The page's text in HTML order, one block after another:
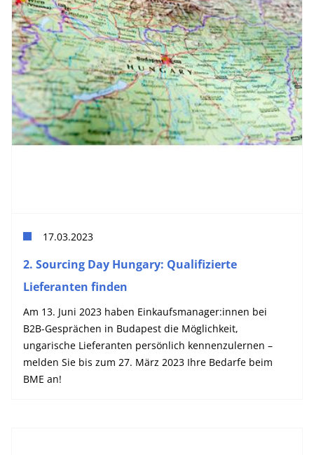
17.03.2023
2. Sourcing Day Hungary: Qualifizierte
Lieferanten finden
Am 13. Juni 2023 haben Einkaufsmanager:innen bei
B2B-Gesprächen in Budapest die Möglichkeit,
ungarische Lieferanten persönlich kennenzulernen –
melden Sie bis zum 27. März 2023 Ihre Bedarfe beim
BME an!